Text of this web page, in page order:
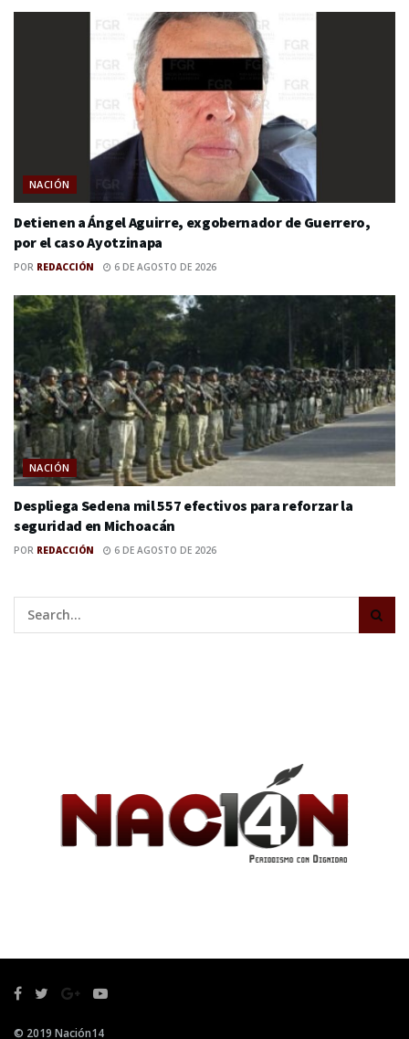
NACIÓN
Detienen a Ángel Aguirre, exgobernador de Guerrero,
por el caso Ayotzinapa
POR REDACCIÓN 6 DE AGOSTO DE 2026
NACIÓN
Despliega Sedena mil 557 efectivos para reforzar la
seguridad en Michoacán
POR REDACCIÓN 6 DE AGOSTO DE 2026
© 2019 Nación14